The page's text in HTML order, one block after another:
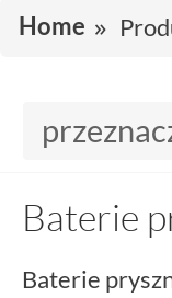
Home
Baterie
Baterie